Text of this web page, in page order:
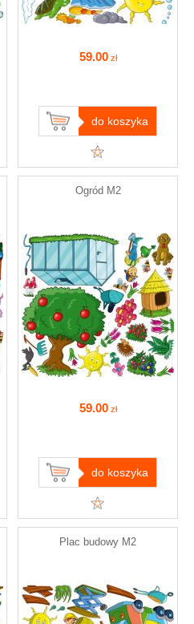
59.00 zł
do koszyka
Ogród M2
59.00 zł
do koszyka
Plac budowy M2